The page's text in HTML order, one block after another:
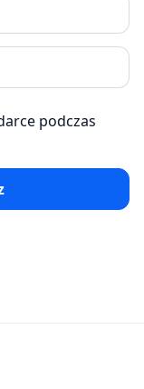
podczas